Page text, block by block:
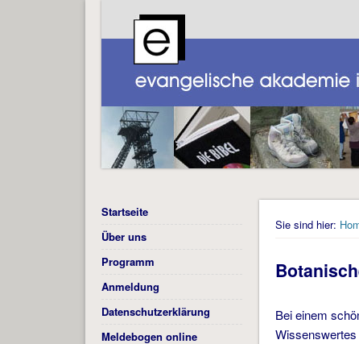
Sie sind hier:
Bei einem
Startseite
Über uns
Programm
Anmeldung
Datenschutzerklärung
Meldebogen online